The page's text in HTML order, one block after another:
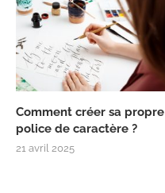
Comment créer sa propre
police de caractère ?
21 avril 2025